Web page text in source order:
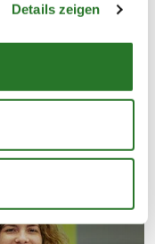
Details zeigen